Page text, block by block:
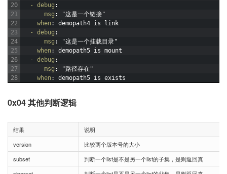
20
21
22
23
24
25
26
27
28
- debug :
msg : "这是一个链接"
when : demopath4 is link
- debug :
msg : "这是一个挂载目录"
when : demopath5 is mount
- debug :
msg : "路径存在"
when : demopath5 is exists
0x04 其他判断逻辑
结果
说明
version
比较两个版本号的大小
subset
判断一个list是不是另一个list的子集，是则返回真